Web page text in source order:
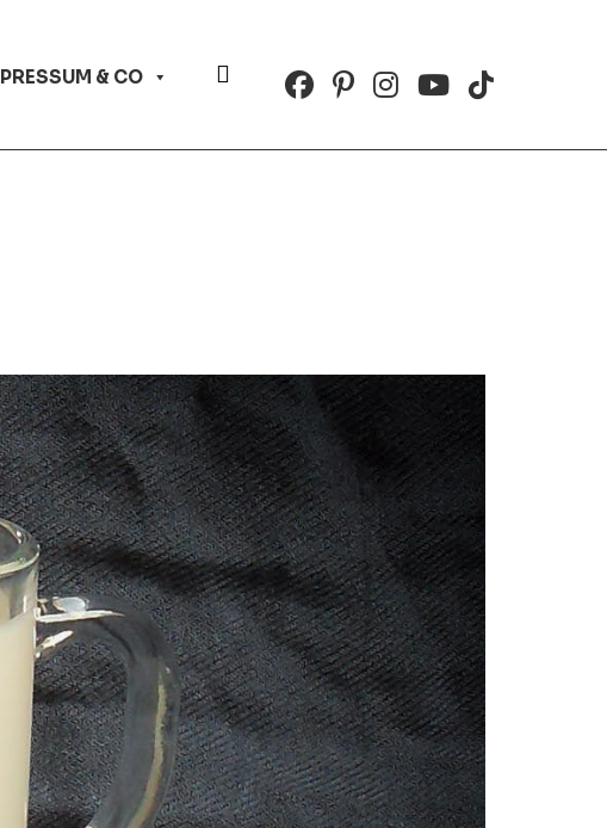
& CO
Website-